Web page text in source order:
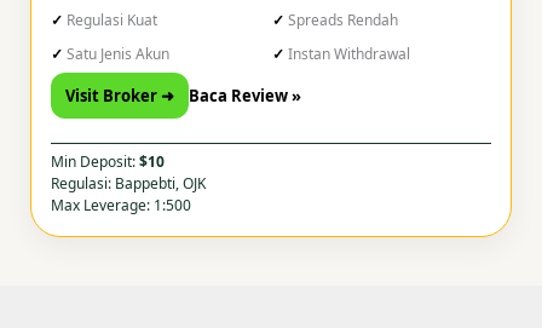
Regulasi Kuat
Spreads Rendah
Satu Jenis Akun
Instan Withdrawal
Visit Broker ➜ Baca Review »
Min Deposit:$10
Regulasi: Bappebti, OJK
Max Leverage: 1:500